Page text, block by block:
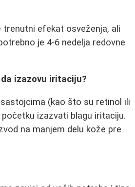
trenutni efekat osveženja, ali
je 4-6 nedelja redovne
izazovu iritaciju?
(kao što su retinol ili
izazvati blagu iritaciju.
na manjem delu kože pre